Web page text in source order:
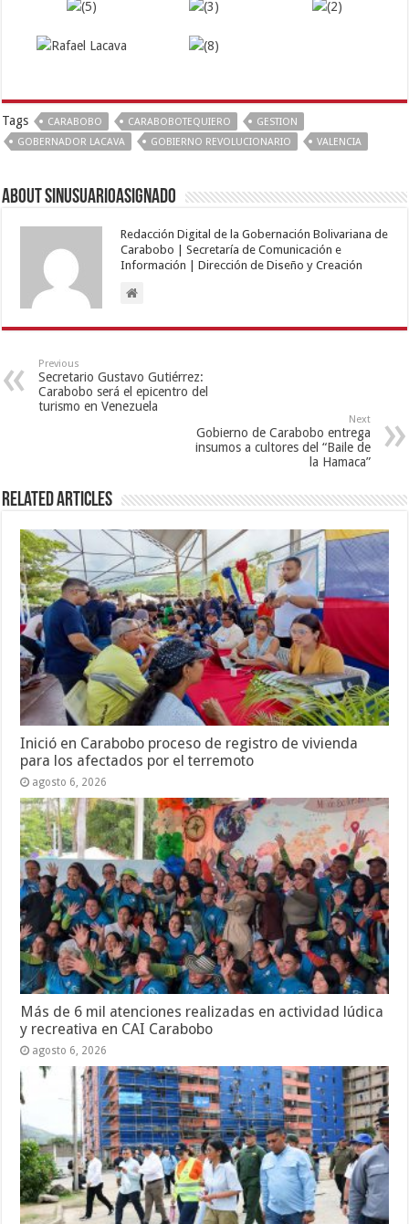
Tags CARABOBO CARABOBOTEQUIERO
GESTION
GOBERNADOR LACAVA
GOBIERNO REVOLUCIONARIO VALENCIA
About sinusuarioasignado
Redacción Digital de la Gobernación Bolivariana de
Carabobo | Secretaría de Comunicación e
Información | Dirección de Diseño y Creación
Previous
Secretario Gustavo Gutiérrez:
Carabobo será el epicentro del
turismo en Venezuela
Next
Gobierno de Carabobo entrega
insumos a cultores del “Baile de
la Hamaca”
Related Articles
Inició en Carabobo proceso de registro de vivienda
para los afectados por el terremoto
agosto 6, 2026
Más de 6 mil atenciones realizadas en actividad lúdica
y recreativa en CAI Carabobo
agosto 6, 2026